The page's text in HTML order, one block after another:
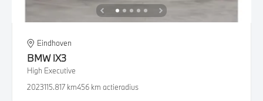
Eindhoven
BMW iX3
High Executive
2023115.817 km456 km actieradius